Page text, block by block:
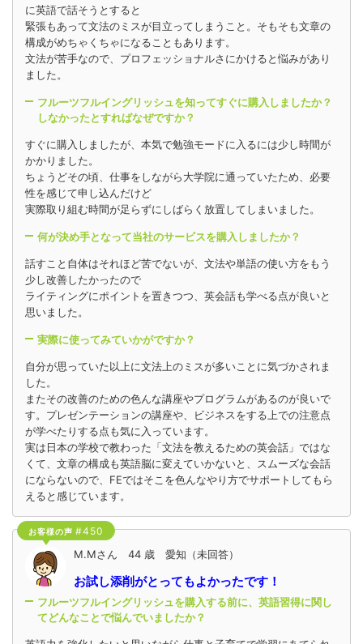
に英語で話そうとすると
緊張もあって文法のミスが目立ってしまうこと。そもそも文章の
構成がめちゃくちゃになることもあります。
文法が苦手なので、プロフェッショナルさにかけると悩みがあり
ました。
フルーツフルイングリッシュを知ってすぐに購入しましたか？
しなかったとすればなぜですか？
すぐに購入しましたが、本気で勉強モードに入るには少し時間が
かかりました。
ちょうどその頃、仕事をしながら大学院に通っていたため、必要
性を感じて申し込んだけど
実際取り組む時間が足らずにしばらく放置してしまいました。
何が決め手となって当社のサービスを購入しましたか？
話すこと自体はそれほど苦でないが、文法や単語の使い方をもう
少し改善したかったので
ライティングにポイントを置きつつ、英会話も学べる点が良いと
思いました。
実際に使ってみていかがですか？
自分が思っていた以上に文法上のミスが多いことに気づかされま
した。
またその改善のための色んな講座やプログラムがあるのが良いで
す。プレゼンテーションの講座や、ビジネスをする上での注意点
が学べたりする点も気に入っています。
実は日本の学校で教わった「文法を教えるための英会話」ではな
くて、文章の構成も英語脳に変えていかないと、スムーズな会話
にならないので、FEではそこを色んなやり方でサポートしてもら
えると感じています。
お客様の声 #450
M.Mさん 44 歳 愛知（未回答）
お試し添削がとってもよかったです！
フルーツフルイングリッシュを購入する前に、英語習得に関し
てどんなことで悩んでいましたか？